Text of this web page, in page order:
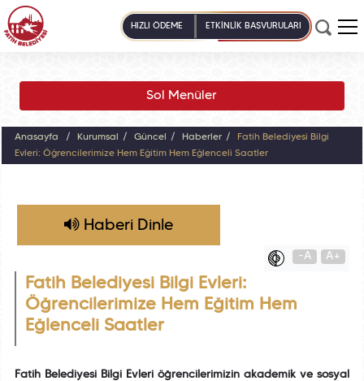
HIZLI ÖDEME ETKİNLİK BAŞVURULARI
Sol Menüler
Anasayfa Kurumsal Güncel Haberler
Fatih Belediyesi Bilgi
Evleri: Öğrencilerimize Hem Eğitim Hem Eğlenceli Saatler
Haberi Dinle
-A A+
Fatih Belediyesi Bilgi Evleri:
Öğrencilerimize Hem Eğitim Hem
Eğlenceli Saatler
Fatih Belediyesi Bilgi Evleri öğrencilerimizin akademik ve sosyal